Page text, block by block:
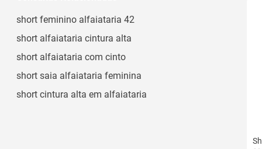
short feminino alfaiataria 42
short alfaiataria cintura alta
short alfaiataria com cinto
short saia alfaiataria feminina
short cintura alta em alfaiataria